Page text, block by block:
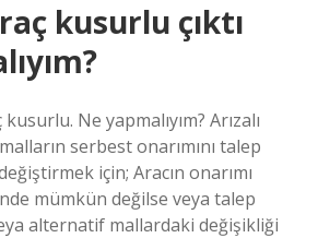
kusurlu çıktı
kusurlu. Ne yapmalıyım? Arızalı
serbest onarımını talep
için; Aracın onarımı
mümkün değilse veya talep
alternatif mallardaki değişikliği